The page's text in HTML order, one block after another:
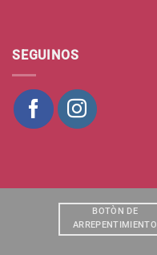
SEGUINOS
BOTÒN DE
ARREPENTIMIENTO